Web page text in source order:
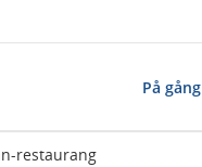
På gång
restaurang